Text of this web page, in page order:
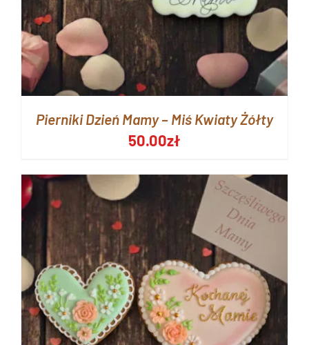
Pierniki Dzień Mamy – Miś Kwiaty Żółty
50.00zł